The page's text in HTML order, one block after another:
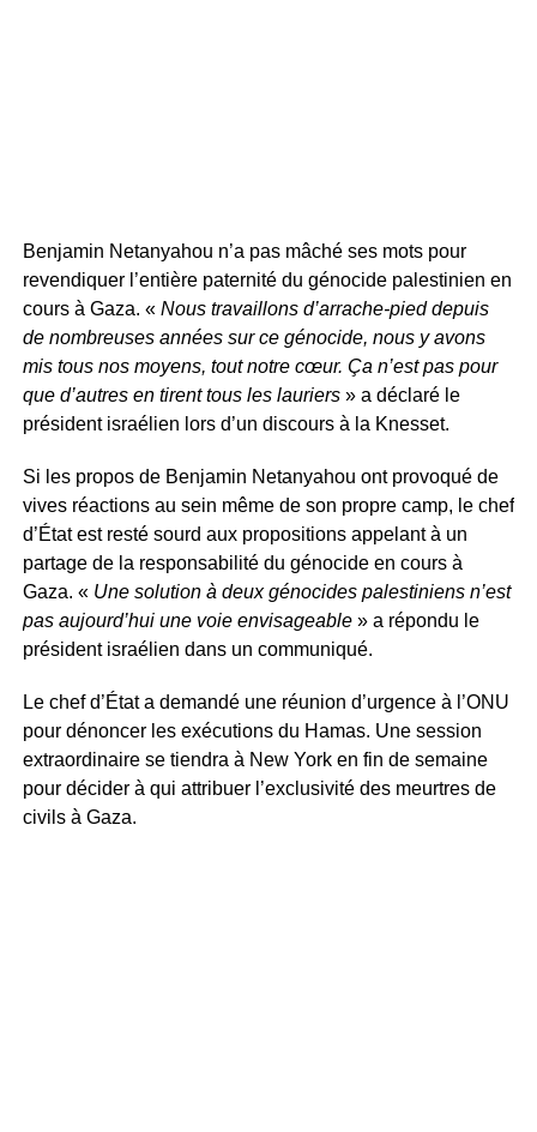
Benjamin Netanyahou n’a pas mâché ses mots pour
revendiquer l’entière paternité du génocide palestinien en
cours à Gaza. « Nous travaillons d’arrache-pied depuis
de nombreuses années sur ce génocide, nous y avons
mis tous nos moyens, tout notre cœur. Ça n’est pas pour
que d’autres en tirent tous les lauriers» a déclaré le
président israélien lors d’un discours à la Knesset.
Si les propos de Benjamin Netanyahou ont provoqué de
vives réactions au sein même de son propre camp, le chef
d’État est resté sourd aux propositions appelant à un
partage de la responsabilité du génocide en cours à
Gaza. « Une solution à deux génocides palestiniens n’est
pas aujourd’hui une voie envisageable» a répondu le
président israélien dans un communiqué.
Le chef d’État a demandé une réunion d’urgence à l’ONU
pour dénoncer les exécutions du Hamas. Une session
extraordinaire se tiendra à New York en fin de semaine
pour décider à qui attribuer l’exclusivité des meurtres de
civils à Gaza.